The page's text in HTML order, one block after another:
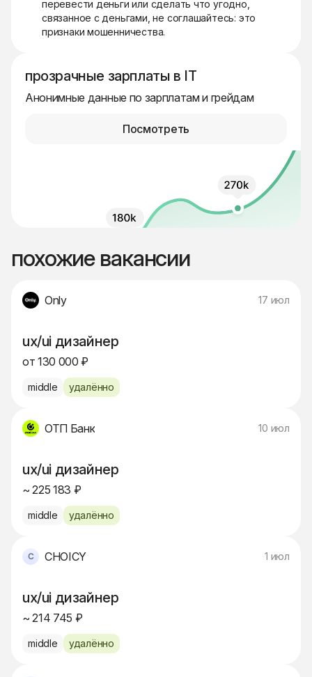
перевести деньги или сделать что угодно,
связанное с деньгами, не соглашайтесь: это
признаки мошенничества.
прозрачные зарплаты в IT
Анонимные данные по зарплатам и грейдам
Посмотреть
похожие вакансии
Only 17 июл
ux/ui дизайнер
от 130 000 ₽
middle удалённо
ОТП Банк 10 июл
ux/ui дизайнер
~ 225 183 ₽
middle удалённо
CHOICY 1 июл
ux/ui дизайнер
~ 214 745 ₽
middle удалённо